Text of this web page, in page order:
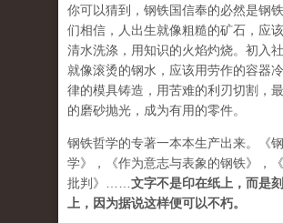
你可以猜到，钢铁国信奉的必然是钢
们相信，人出生就像粗糙的矿石，应
清水洗涤，用知识的火焰灼烧。初入
就像滚烫的钢水，应该用劳作的容器
律的模具铸造，用苦难的利刃切割，
的磨砂抛光，成为有用的零件。
钢铁哲学的专著一本本生产出来。《
学》，《作为意志与表象的钢铁》，
批判》…… 文字不是印在纸上，而是
上，因为据说这样便可以不朽。